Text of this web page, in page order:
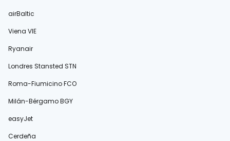
airBaltic
Viena VIE
Ryanair
Londres Stansted STN
Roma-Fiumicino FCO
Milán-Bérgamo BGY
easyJet
Cerdeña